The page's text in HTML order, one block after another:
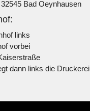
Bad Oeynhausen
links
vorbei
dann links die Druckerei